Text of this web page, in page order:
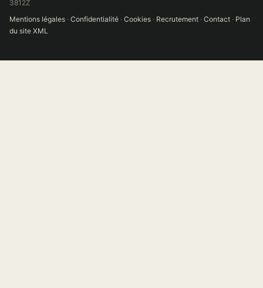
3812Z
Mentions légales · Confidentialité · Cookies · Recrutement · Contact · Plan
du site XML